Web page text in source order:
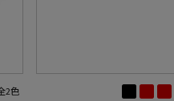
2色